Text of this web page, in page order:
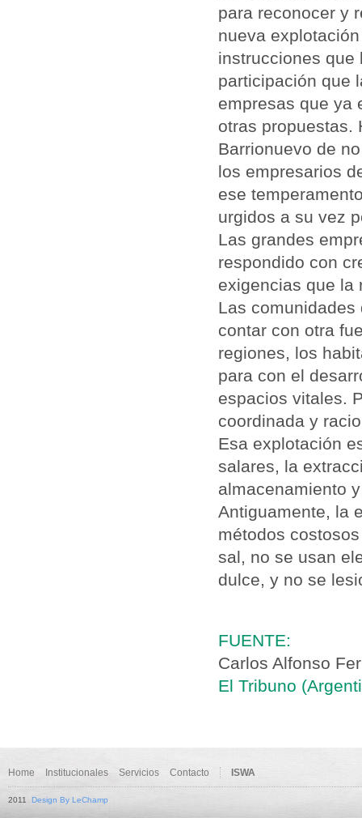
para reconocer y
nueva
instrucciones que
participación que
empresas que ya
otras propuestas.
Barrionuevo de
los empresarios
ese
urgidos a su vez
Las grandes
respondido con
exigencias que la
Las
contar con otra
regiones, los
para con el
espacios vitales.
coordinada y
Esa explotación
salares, la
almacenamiento
Antiguamente, la
métodos
sal, no se usan
dulce, y no se
FUENTE:
Carlos Alfonso
El Tribuno
Home Institucionales Servicios Contacto ISWA
2011 Design By LeChamp